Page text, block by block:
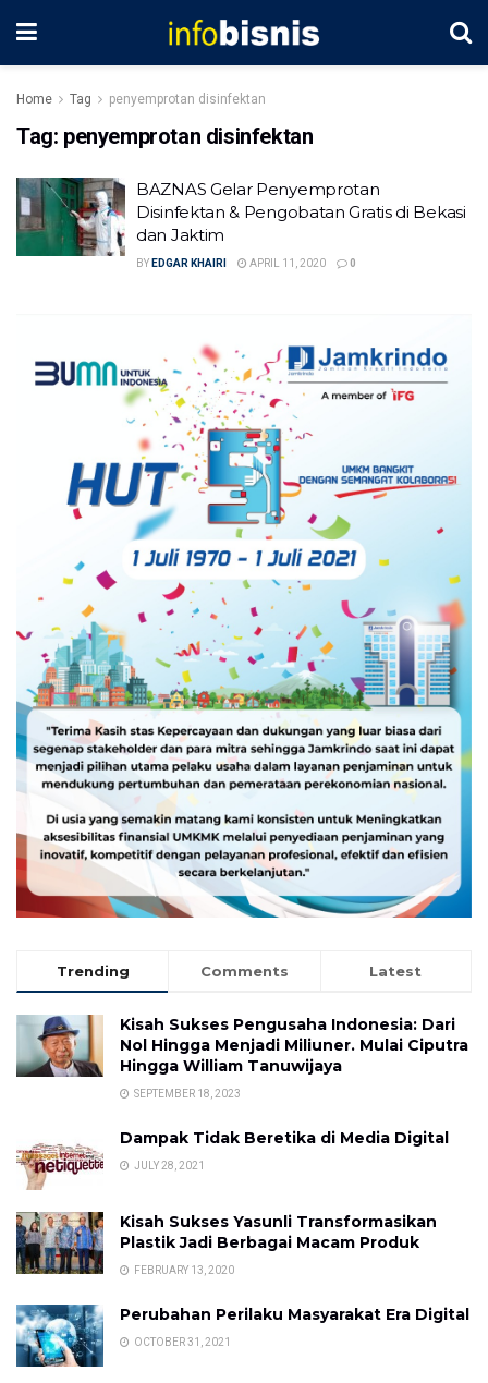
Home Tag penyemprotan disinfektan
Tag: penyemprotan disinfektan
BAZNAS Gelar Penyemprotan
Disinfektan & Pengobatan Gratis di Bekasi
dan Jaktim
BY EDGAR KHAIRI APRIL 11, 2020 0
Trending Comments Latest
Kisah Sukses Pengusaha Indonesia: Dari
Nol Hingga Menjadi Miliuner. Mulai Ciputra
Hingga William Tanuwijaya
SEPTEMBER 18, 2023
Dampak Tidak Beretika di Media Digital
JULY 28, 2021
Kisah Sukses Yasunli Transformasikan
Plastik Jadi Berbagai Macam Produk
FEBRUARY 13, 2020
Perubahan Perilaku Masyarakat Era Digital
OCTOBER 31, 2021